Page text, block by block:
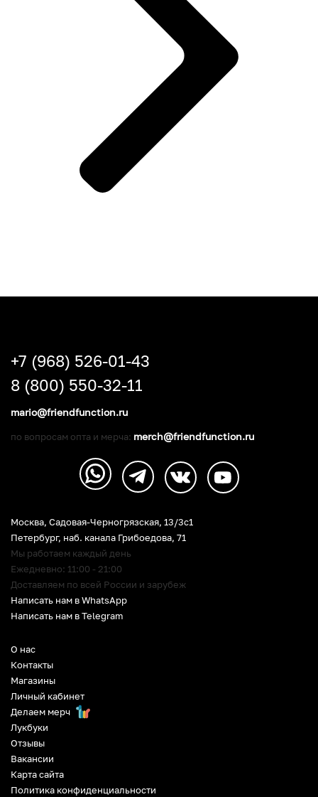
О нас
Контакты
Магазины
Личный кабинет
Делаем мерч
Лукбуки
Отзывы
Вакансии
Карта сайта
Политика конфиденциальности
Москва, Садовая-Черногрязская, 13/3c1
Петербург, наб. канала Грибоедова, 71
Мы работаем каждый день
Ежедневно: 11:00 - 21:00
Доставляем по всей России и зарубеж
Написать нам в WhatsApp
Написать нам в Telegram
+7 (968) 526-01-43
8 (800) 550-32-11
mario@friendfunction.ru
по вопросам опта и мерча: merch@friendfunction.ru